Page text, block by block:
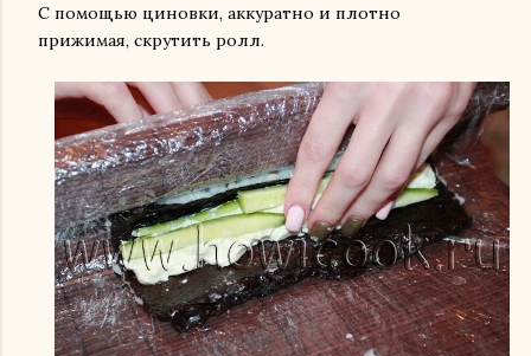
С помощью циновки, аккуратно и плотно
прижимая, скрутить ролл.